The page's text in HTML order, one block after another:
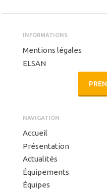
INFORMATIONS
Mentions légales
ELSAN
NAVIGATION
Accueil
Présentation
Actualités
Équipements
Équipes